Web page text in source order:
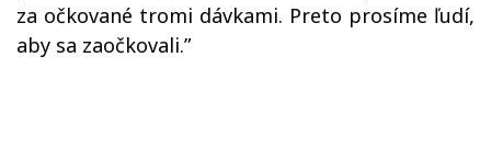
za očkované tromi dávkami. Preto prosíme ľudí,
aby sa zaočkovali.”